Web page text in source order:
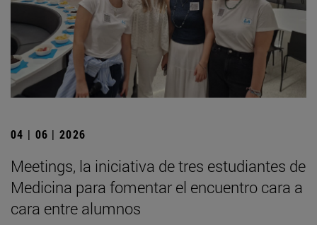
04 | 06 | 2026
Meetings, la iniciativa de tres estudiantes de
Medicina para fomentar el encuentro cara a
cara entre alumnos